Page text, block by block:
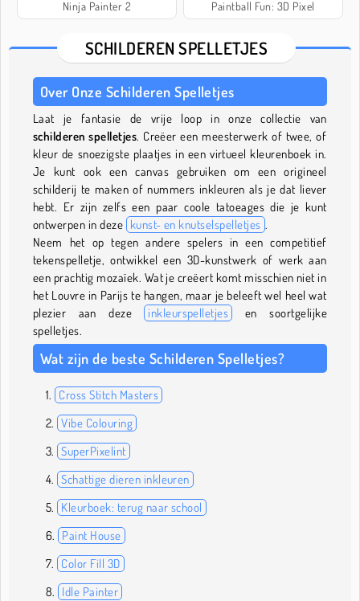
Ninja Painter 2 Paintball Fun: 3D Pixel
SCHILDEREN SPELLETJES
Over Onze Schilderen Spelletjes
Laat je fantasie de vrije loop in onze collectie van
schilderen spelletjes. Creëer een meesterwerk of twee, of
kleur de snoezigste plaatjes in een virtueel kleurenboek in.
Je kunt ook een canvas gebruiken om een origineel
schilderij te maken of nummers inkleuren als je dat liever
hebt. Er zijn zelfs een paar coole tatoeages die je kunt
ontwerpen in deze kunst- en knutselspelletjes .
Neem het op tegen andere spelers in een competitief
tekenspelletje, ontwikkel een 3D-kunstwerk of werk aan
een prachtig mozaïek. Wat je creëert komt misschien niet in
het Louvre in Parijs te hangen, maar je beleeft wel heel wat
plezier aan deze
inkleurspelletjes
en soortgelijke
spelletjes.
Wat zijn de beste Schilderen Spelletjes?
Cross Stitch Masters
Vibe Colouring
SuperPixelint
Schattige dieren inkleuren
Kleurboek: terug naar school
Paint House
Color Fill 3D
Idle Painter